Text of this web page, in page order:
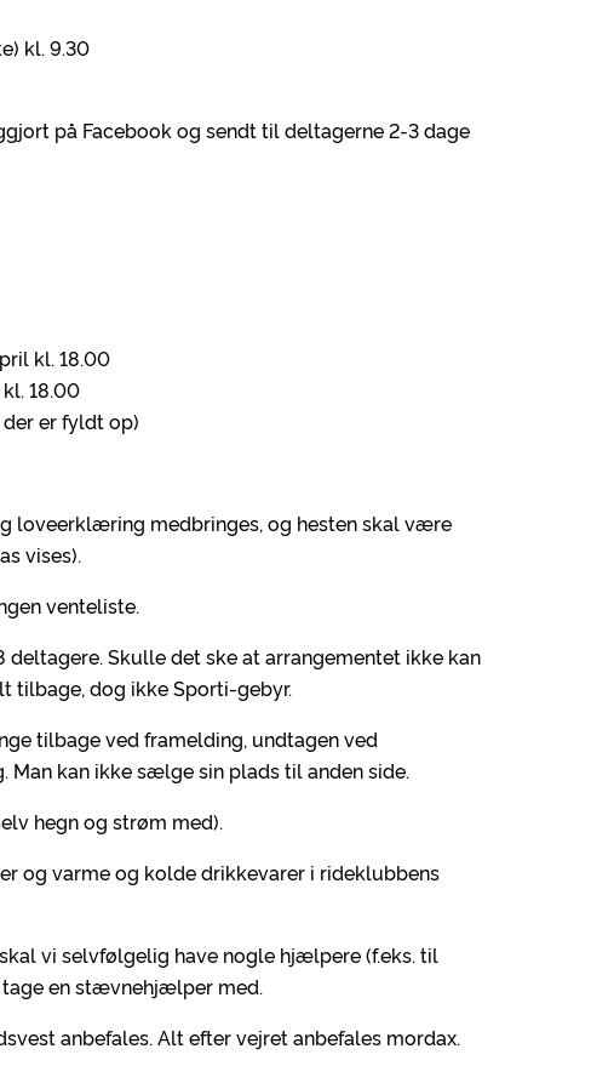
kl. 9.30
på Facebook og sendt til deltagerne 2-3 dage
kl. 18.00
18.00
er fyldt op)
loveerklæring medbringes, og hesten skal være
vises).
venteliste.
Skulle det ske at arrangementet ikke kan
tilbage, dog ikke Sporti-gebyr.
tilbage ved framelding, undtagen ved
kan ikke sælge sin plads til anden side.
hegn og strøm med).
og varme og kolde drikkevarer i rideklubbens
vi selvfølgelig have nogle hjælpere (f.eks. til
tage en stævnehjælper med.
anbefales. Alt efter vejret anbefales mordax.